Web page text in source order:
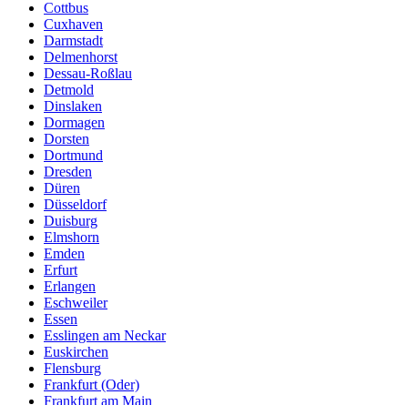
Cottbus
Cuxhaven
Darmstadt
Delmenhorst
Dessau-Roßlau
Detmold
Dinslaken
Dormagen
Dorsten
Dortmund
Dresden
Düren
Düsseldorf
Duisburg
Elmshorn
Emden
Erfurt
Erlangen
Eschweiler
Essen
Esslingen am Neckar
Euskirchen
Flensburg
Frankfurt (Oder)
Frankfurt am Main